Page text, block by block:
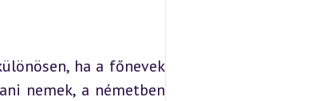
ha a főnevek
nemek, a németben